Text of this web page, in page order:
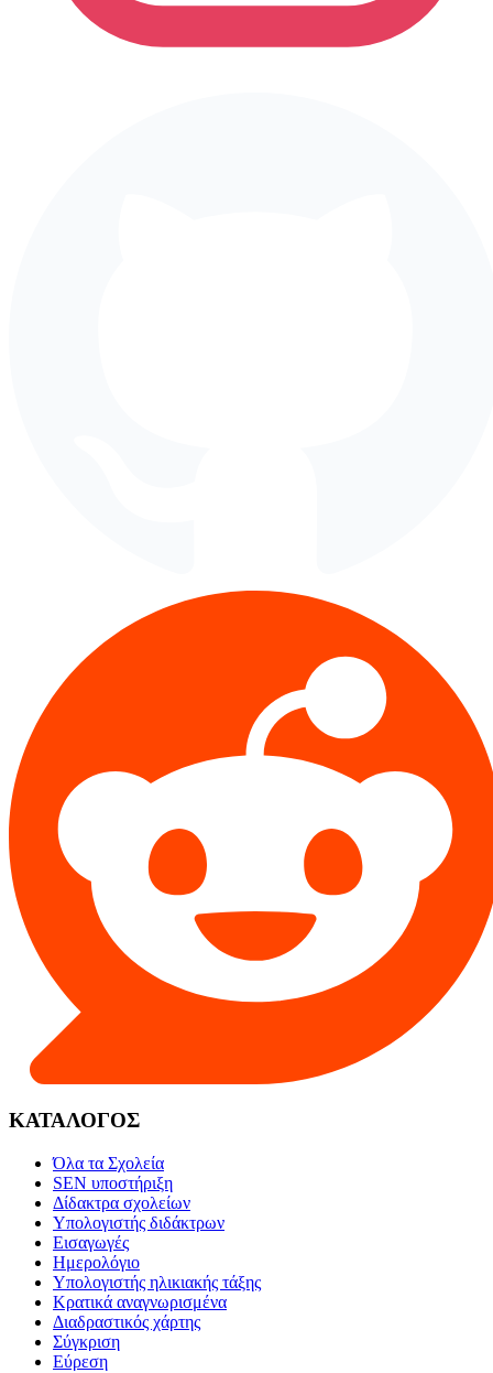
ΚΑΤΑΛΟΓΟΣ
Όλα τα Σχολεία
SEN υποστήριξη
Δίδακτρα σχολείων
Υπολογιστής διδάκτρων
Εισαγωγές
Ημερολόγιο
Υπολογιστής ηλικιακής τάξης
Κρατικά αναγνωρισμένα
Διαδραστικός χάρτης
Σύγκριση
Εύρεση